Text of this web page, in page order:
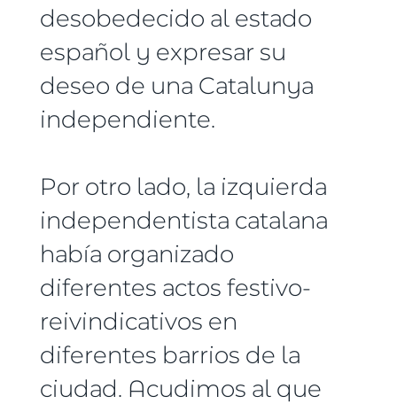
desobedecido al estado
español y expresar su
deseo de una Catalunya
independiente.
Por otro lado, la izquierda
independentista catalana
había organizado
diferentes actos festivo-
reivindicativos en
diferentes barrios de la
ciudad. Acudimos al que